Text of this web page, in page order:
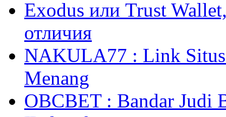
Exodus или Trust
отличия
NAKULA77 : Link Situs
Menang
OBCBET : Bandar Judi